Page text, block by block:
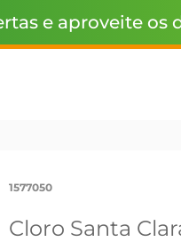
e aproveite os
1577050
Cloro Santa